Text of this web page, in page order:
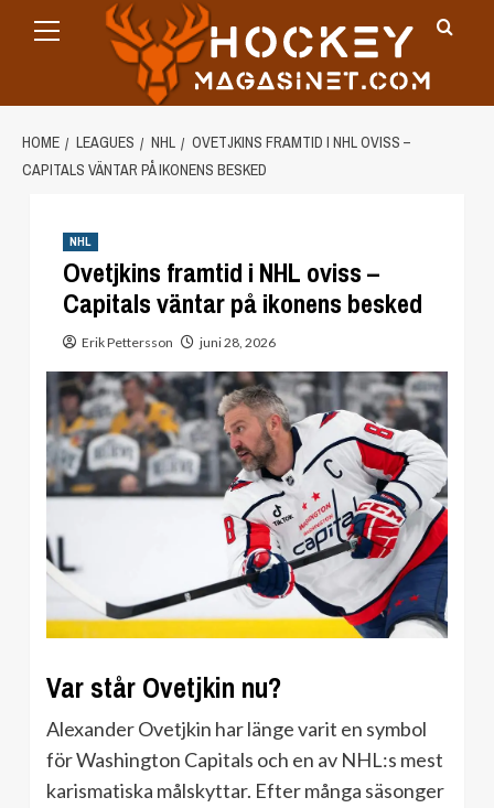
Menu
HOME LEAGUES NHL
OVETJKINS FRAMTID I NHL OVISS –
CAPITALS VÄNTAR PÅ IKONENS BESKED
NHL
Ovetjkins framtid i NHL oviss –
Capitals väntar på ikonens besked
Erik Pettersson juni 28, 2026
Var står Ovetjkin nu?
Alexander Ovetjkin har länge varit en symbol
för Washington Capitals och en av NHL:s mest
karismatiska målskyttar. Efter många säsonger